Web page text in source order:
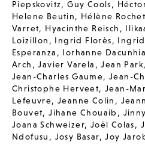
Piepskovitz,Guy Cools,
Helene Beutin, Hélène
Varret, Hyacinthe Reisch ,
Loizillon , Ingrid Florès,
Esperanza , Iorhanne Dacunhia
Arch ,Javier Varela ,Jean Park,
Jean-Charles Gaume,Jean-
Christophe Herveet,Jean-
Lefeuvre,Jeanne Colin ,
Bouvet,Jihane Chouaib ,
Joana Schweizer, Joël Colas,
Ndofusu , Josy Basar,Joy